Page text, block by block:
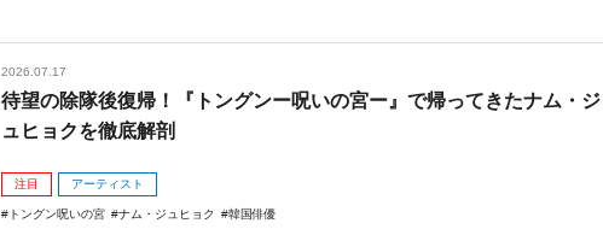
2026.07.17
待望の除隊後復帰！『トングンー呪いの宮ー』で帰ってきたナム・ジ
ュヒョクを徹底解剖
注目 アーティスト
トングン呪いの宮 ナム・ジュヒョク 韓国俳優